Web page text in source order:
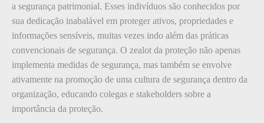
a segurança patrimonial. Esses indivíduos são conhecidos por
sua dedicação inabalável em proteger ativos, propriedades e
informações sensíveis, muitas vezes indo além das práticas
convencionais de segurança. O zealot da proteção não apenas
implementa medidas de segurança, mas também se envolve
ativamente na promoção de uma cultura de segurança dentro da
organização, educando colegas e stakeholders sobre a
importância da proteção.